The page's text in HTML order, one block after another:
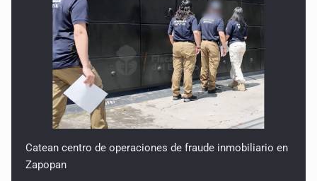
Catean centro de operaciones de fraude inmobiliario en
Zapopan